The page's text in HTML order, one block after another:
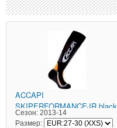
ACCAPI
SKIPERFORMANCEJR black
(черный)
Сезон: 2013-14
Размер: